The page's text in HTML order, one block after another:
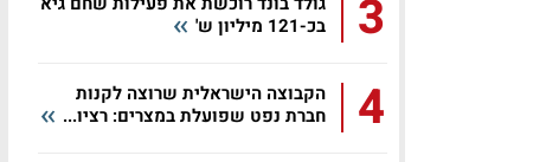
3
בכ-121 מיליון ש'
4
הקבוצה הישראלית שרוצה לקנות
חברת נפט שפועלת במצרים: רציו...